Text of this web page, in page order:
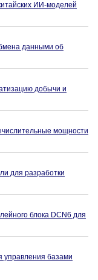
ИИ-моделей
данными об
добычи и
мощности
для разработки
блока DCN6 для
управления базами